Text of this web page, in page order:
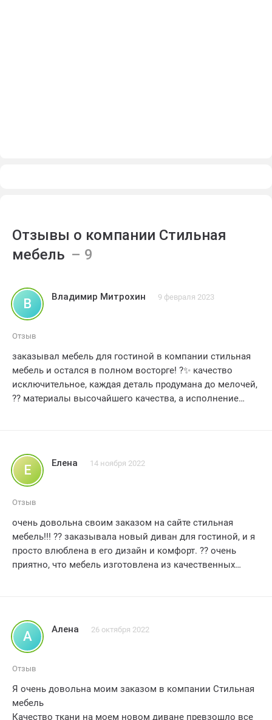
Отзывы о компании Стильная
мебель
В Владимир Митрохин 9 февраля 2023
Отзыв
заказывал мебель для гостиной в компании стильная
мебель и остался в полном восторге! ?✨ качество
исключительное, каждая деталь продумана до мелочей,
?? материалы высочайшего качества, а исполнение
стиль, качество и комфорт! ??
Е Елена 14 ноября 2022
Отзыв
очень довольна своим заказом на сайте стильная
мебель!!! ?? заказывала новый диван для гостиной, и я
просто влюблена в его дизайн и комфорт. ?️? очень
приятно, что мебель изготовлена из качественных
сотрудники компании были дружелюбны и готовы
помочь на каждом этапе заказа. ?‍♀️? я без сомнений
рекомендую стильную мебель всем, кто хочет
??
А Алена 26 октября 2022
Отзыв
Я очень довольна моим заказом в компании Стильная
мебель
Качество ткани на моем новом диване превзошло все